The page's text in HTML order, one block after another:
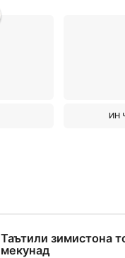
ИН
Таътили зимистона
мекунад